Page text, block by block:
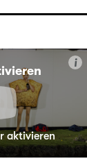
i
aktivieren